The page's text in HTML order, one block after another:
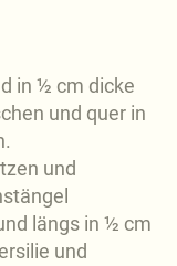
in ½ cm dicke
und quer in
und
längs in ½ cm
und